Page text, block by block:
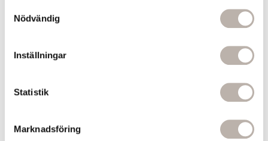
Nödvändig
Inställningar
Statistik
Marknadsföring
uppfriskande doft med inspiration från
naturen, perfekt för rogivande stämning
Frisk och välbalanserad citrusdoft med